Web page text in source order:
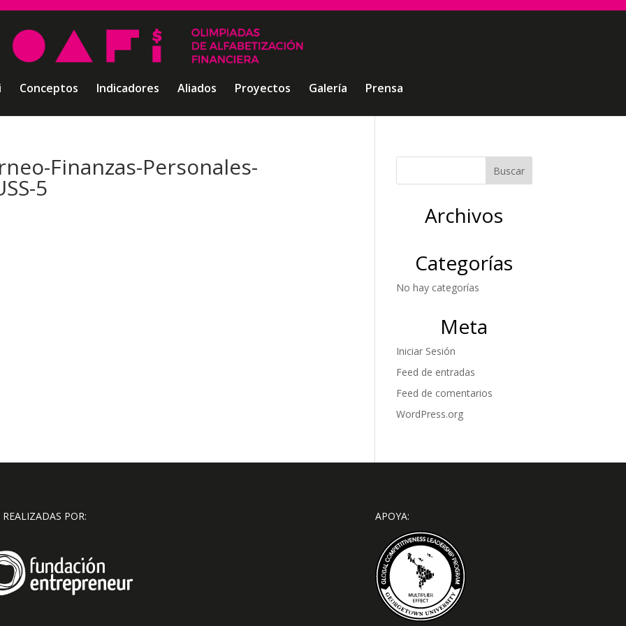
Conceptos Indicadores Aliados Proyectos Galería Prensa
Finanzas-Personales-
5
Archivos
Categorías
No hay categorías
Meta
Iniciar Sesión
Feed de entradas
Feed de comentarios
WordPress.org
POR: APOYA: